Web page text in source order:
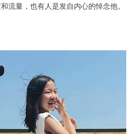
流量，也有人是发自内心的悼念他。